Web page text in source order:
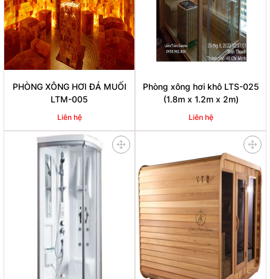
PHÒNG XÔNG HƠI ĐÁ MUỐI
LTM-005
Liên hệ
Phòng xông hơi khô LTS-025
(1.8m x 1.2m x 2m)
Liên hệ